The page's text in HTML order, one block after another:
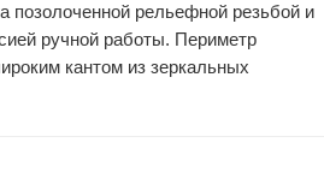
позолоченной рельефной резьбой и
ручной работы. Периметр
кантом из зеркальных